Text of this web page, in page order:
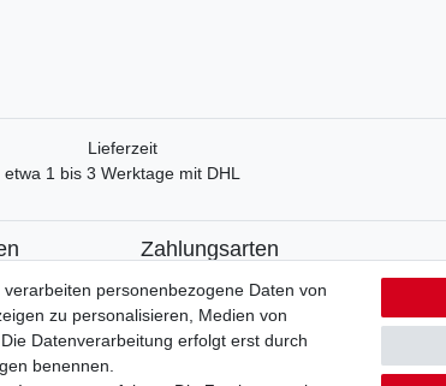
Lieferzeit
etwa 1 bis 3 Werktage mit DHL
Zahlungsarten
Paypal
Kreditkarte
Lastschrift
Google Pay
personenbezogene Daten von
zu personalisieren, Medien von
Datenverarbeitung erfolgt erst durch
benennen.